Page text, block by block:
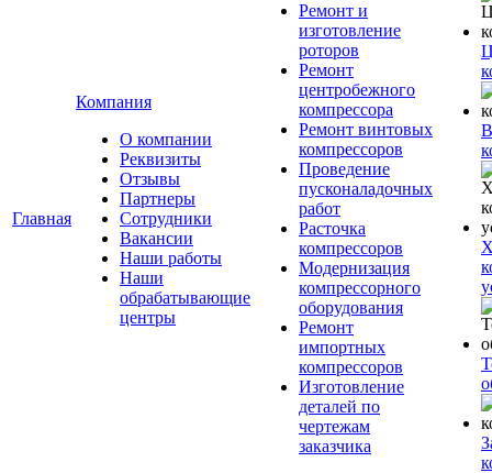
Главная
Компания
О компании
Реквизиты
Отзывы
Партнеры
Сотрудники
Вакансии
Наши работы
Наши
обрабатывающие
центры
Ремонт и
изготовление
роторов
Ремонт
центробежного
компрессора
Ремонт винтовых
компрессоров
Проведение
пусконаладочных
работ
Расточка
компрессоров
Модернизация
компрессорного
оборудования
Ремонт
импортных
компрессоров
Изготовление
деталей по
чертежам
заказчика